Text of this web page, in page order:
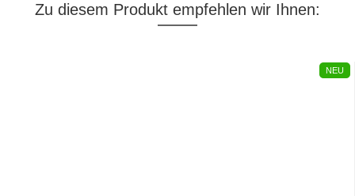
Zu diesem Produkt empfehlen wir Ihnen:
NEU